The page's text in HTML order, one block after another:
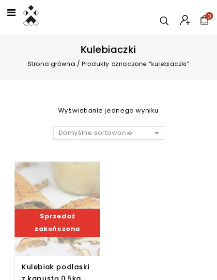
0
Kulebiaczki
Strona główna /Produkty oznaczone “kulebiaczki”
Wyświetlanie jednego wyniku
Domyślne sortowanie
Sprzedaż
zakończona
Kulebiak podlaski